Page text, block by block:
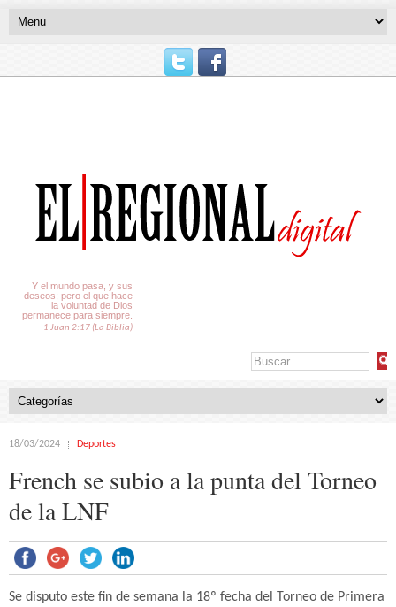
Y el mundo pasa, y sus
deseos; pero el que hace
la voluntad de Dios
permanece para siempre.
1 Juan 2:17 (La Biblia)
18/03/2024 Deportes
French se subio a la punta del Torneo
de la LNF
Se disputo este fin de semana la 18º fecha del Torneo de Primera